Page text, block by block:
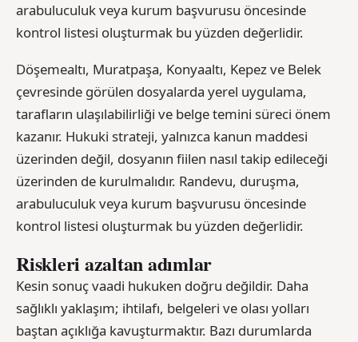
arabuluculuk veya kurum başvurusu öncesinde
kontrol listesi oluşturmak bu yüzden değerlidir.
Döşemealtı, Muratpaşa, Konyaaltı, Kepez ve Belek
çevresinde görülen dosyalarda yerel uygulama,
tarafların ulaşılabilirliği ve belge temini süreci önem
kazanır. Hukuki strateji, yalnızca kanun maddesi
üzerinden değil, dosyanın fiilen nasıl takip edileceği
üzerinden de kurulmalıdır. Randevu, duruşma,
arabuluculuk veya kurum başvurusu öncesinde
kontrol listesi oluşturmak bu yüzden değerlidir.
Riskleri azaltan adımlar
Kesin sonuç vaadi hukuken doğru değildir. Daha
sağlıklı yaklaşım; ihtilafı, belgeleri ve olası yolları
baştan açıklığa kavuşturmaktır. Bazı durumlarda